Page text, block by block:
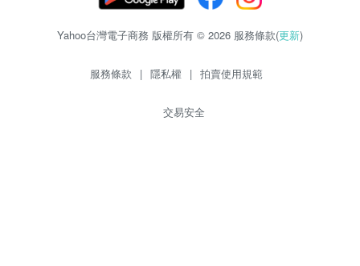
Yahoo台灣電子商務 版權所有 © 2026 服務條款(更新)
服務條款 | 隱私權 | 拍賣使用規範
交易安全